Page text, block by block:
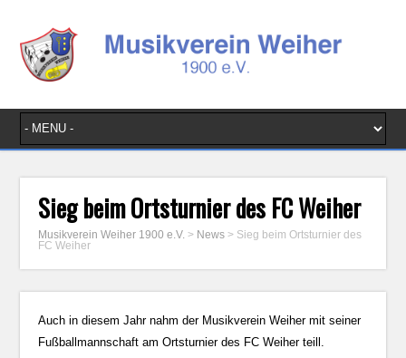
Sieg beim Ortsturnier des FC Weiher
Musikverein Weiher 1900 e.V. > News > Sieg beim Ortsturnier des
FC Weiher
Auch in diesem Jahr nahm der Musikverein Weiher mit seiner
Fußballmannschaft am Ortsturnier des FC Weiher teill.